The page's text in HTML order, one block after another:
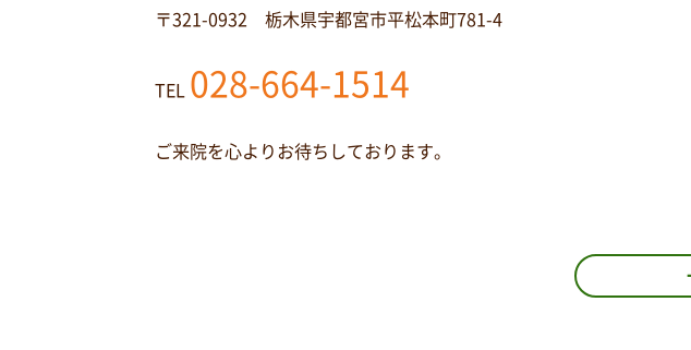
〒321-0932 栃木県宇都宮市平松本町781-4
TEL 028-664-1514
ご来院を心よりお待ちしております。